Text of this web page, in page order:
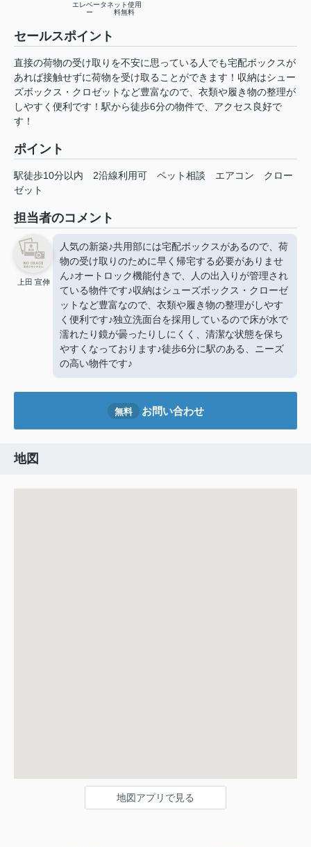
エレベータ
ー
ネット使用
料無料
セールスポイント
直接の荷物の受け取りを不安に思っている人でも宅配ボックスが
あれば接触せずに荷物を受け取ることができます！収納はシュー
ズボックス・クロゼットなど豊富なので、衣類や履き物の整理が
しやすく便利です！駅から徒歩6分の物件で、アクセス良好で
す！
ポイント
駅徒歩10分以内 2沿線利用可 ペット相談 エアコン
クロー
ゼット
担当者のコメント
上田 宣伸
人気の新築♪共用部には宅配ボックスがあるので、荷
物の受け取りのために早く帰宅する必要がありませ
ん♪オートロック機能付きで、人の出入りが管理され
ている物件です♪収納はシューズボックス・クローゼ
ットなど豊富なので、衣類や履き物の整理がしやす
く便利です♪独立洗面台を採用しているので床が水で
濡れたり鏡が曇ったりしにくく、清潔な状態を保ち
やすくなっております♪徒歩6分に駅のある、ニーズ
の高い物件です♪
無料 お問い合わせ
地図
地図アプリで見る